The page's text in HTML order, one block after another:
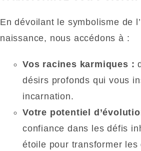
En dévoilant le symbolisme de
naissance, nous accédons à :
Vos racines karmiques :
désirs profonds qui vous
incarnation.
Votre potentiel
confiance dans les défis
étoile pour transformer les